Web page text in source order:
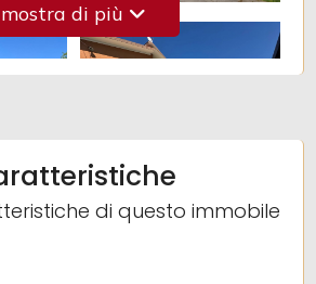
mostra di più
di questo immobile